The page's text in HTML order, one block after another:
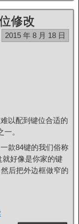
修改
2015 年 8 月 18 日
以配到键位合适的
。
款84键的我们俗称
就好像是你家的键
后把外边框做窄的